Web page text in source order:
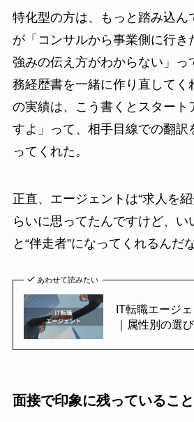
特化型の方は、もっと踏み込ん
が「コンサルから事業側に行き
強みの伝え方がわからない」っ
務経歴書を一緒に作り直してく
の実績は、こう書くとスタート
すよ」って、相手目線での翻訳
ってくれた。
正直、エージェントは“求人を
らいに思ってたんですけど、い
と“伴走者”になってくれるんだ
あわせて読みたい
IT転職エージ
｜属性別の選
面接で印象に残っているこ